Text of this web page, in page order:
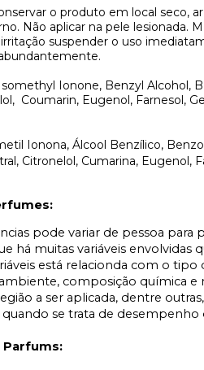
o produto em local seco,
Não aplicar na pele lesionada.
suspender o uso
Ionone, Benzyl Alcohol,
Coumarin, Eugenol, Farnesol,
Ionona, Álcool Benzílico,
Citronelol, Cumarina, Eugenol,
pode variar de pessoa para
há muitas variáveis envolvidas
está relacionda com o
composição química e
a ser aplicada, dentre
se trata de desempenho
Parfums: